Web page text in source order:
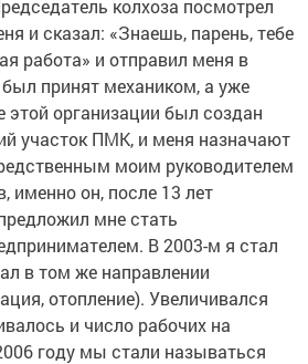
колхоза посмотрел
и сказал: «Знаешь, парень, тебе
работа» и отправил меня в
принят механиком, а уже
этой организации был создан
участок ПМК, и меня назначают
моим руководителем
он, после 13 лет
мне стать
В 2003-м я стал
в том же направлении
отопление). Увеличивался
и число рабочих на
году мы стали называться